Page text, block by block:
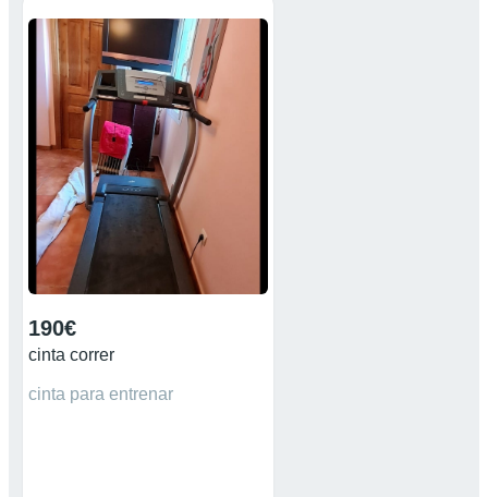
es 180 euros, para cambio por
cinta de correr el precio son
200 euros. Abstenerse
mareantes.
190€
cinta correr
cinta para entrenar